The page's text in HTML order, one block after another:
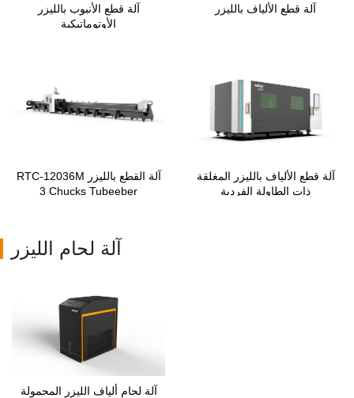
آلة قطع الأنبوب بالليزر
الأوتوماتيكية
آلة قطع الألياف بالليزر
آلة القطع بالليزر RTC-12036M
3 Chucks Tubeeber
آلة قطع الألياف بالليزر المغلقة
ذات الطاولة الفردية
آلة لحام الليزر
آلة لحام ألياف الليزر المحمولة